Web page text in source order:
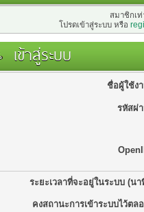
สมาชิกเ
โปรดเข้าสู่ระบบ หรือ
เข้าสู่ระบบ
ชื่อผู้ใช้ง
รหัสผ่
ระยะเวลาที่จะอยู่ในระบบ (นา
คงสถานะการเข้าระบบไว้ตล